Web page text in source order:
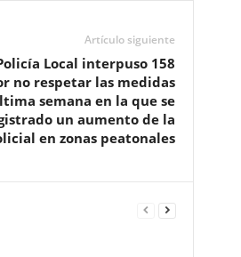
Artículo siguiente
Local interpuso 158
no respetar las medidas
semana en la que se
un aumento de la
en zonas peatonales